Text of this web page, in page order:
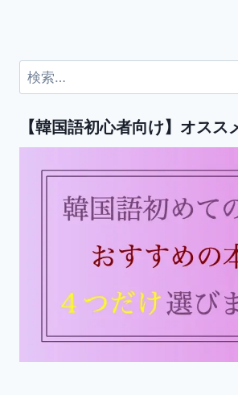
検
索:
【韓国語初心者向け】オスス